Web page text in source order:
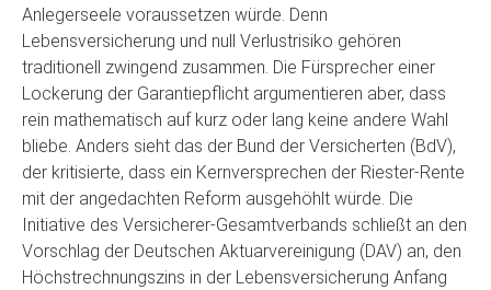
Anlegerseele voraussetzen würde. Denn
Lebensversicherung und null Verlustrisiko gehören
traditionell zwingend zusammen. Die Fürsprecher einer
Lockerung der Garantiepflicht argumentieren aber, dass
rein mathematisch auf kurz oder lang keine andere Wahl
bliebe. Anders sieht das der Bund der Versicherten (BdV),
der kritisierte, dass ein Kernversprechen der Riester-Rente
mit der angedachten Reform ausgehöhlt würde. Die
Initiative des Versicherer-Gesamtverbands schließt an den
Vorschlag der Deutschen Aktuarvereinigung (DAV) an, den
Höchstrechnungszins in der Lebensversicherung Anfang